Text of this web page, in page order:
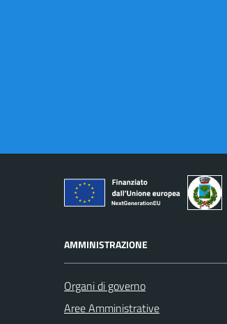
AMMINISTRAZIONE
Organi di governo
Aree Amministrative